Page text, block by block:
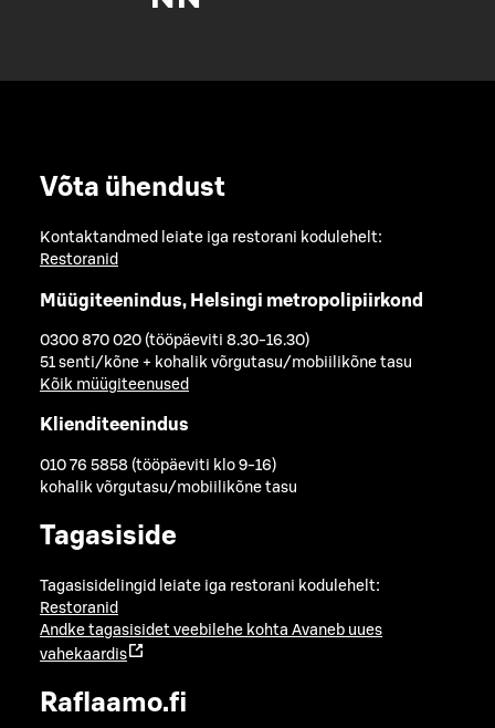
Võta ühendust
Kontaktandmed leiate iga restorani kodulehelt:
Restoranid
Müügiteenindus, Helsingi metropolipiirkond
0300 870 020 (tööpäeviti 8.30-16.30)
51 senti/kõne + kohalik võrgutasu/mobiilikõne tasu
Kõik müügiteenused
Klienditeenindus
010 76 5858 (tööpäeviti klo 9-16)
kohalik võrgutasu/mobiilikõne tasu
Tagasiside
Tagasisidelingid leiate iga restorani kodulehelt:
Restoranid
Andke tagasisidet veebilehe kohta Avaneb uues
vahekaardis
Raflaamo.fi